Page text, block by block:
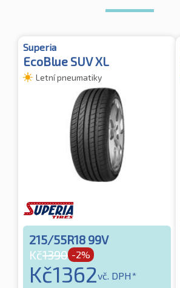
Superia
EcoBlue SUV XL
Letní pneumatiky
215/55R18 99V
Kč1390 -2%
Kč1362vč. DPH*